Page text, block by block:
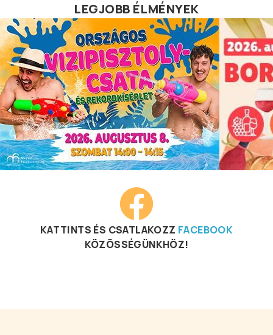
LEGJOBB ÉLMÉNYEK
KATTINTS ÉS CSATLAKOZZ FACEBOOK
KÖZÖSSÉGÜNKHÖZ!